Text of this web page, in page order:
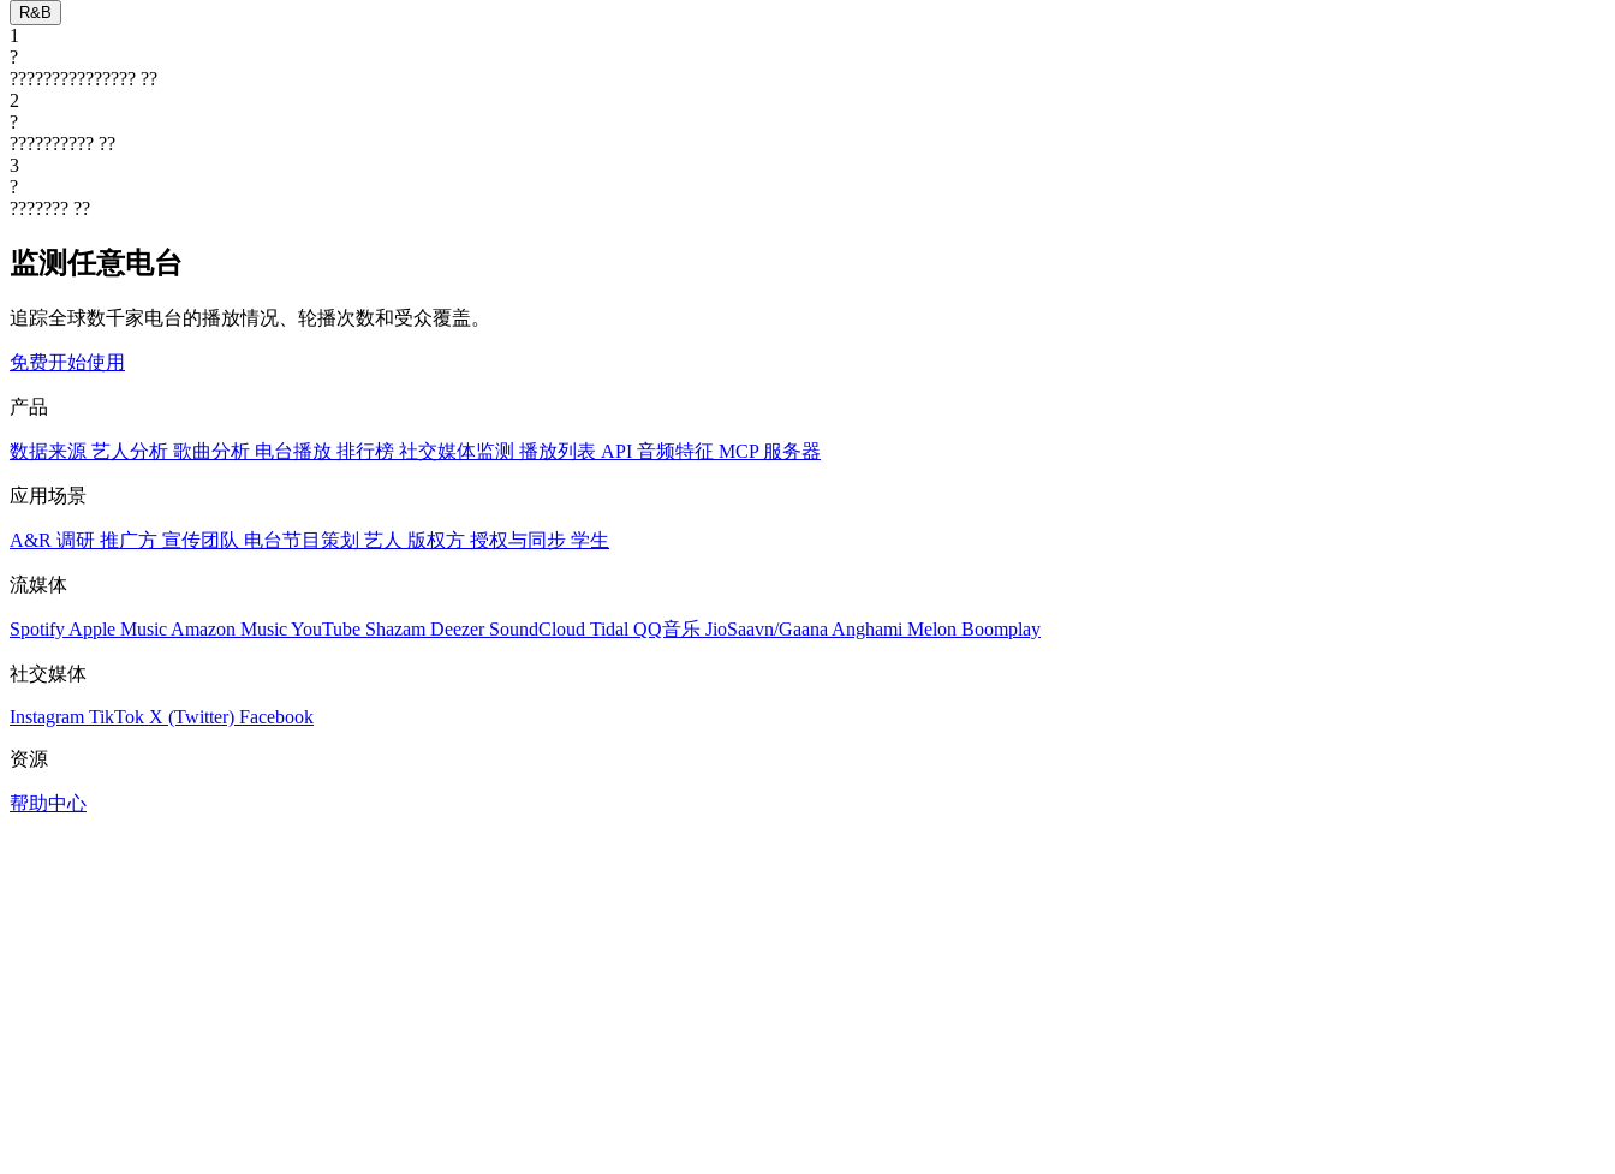
R&B
1
?
??????????????? ??
2
?
?????????? ??
3
?
??????? ??
监测任意电台
追踪全球数千家电台的播放情况、轮播次数和受众覆盖。
免费开始使用
产品
数据来源 艺人分析 歌曲分析 电台播放 排行榜 社交媒体监测 播放列表 API 音频特征 MCP 服务器
应用场景
A&R 调研 推广方 宣传团队 电台节目策划 艺人 版权方 授权与同步 学生
流媒体
Spotify Apple Music Amazon MusicYouTube Shazam Deezer SoundCloud Tidal QQ音乐 JioSaavn/Gaana Anghami Melon Boomplay
社交媒体
Instagram TikTok X (Twitter) Facebook
资源
帮助中心